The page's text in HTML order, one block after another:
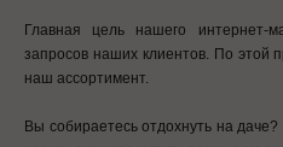
Главная цель нашего интернет-
запросов наших клиентов. По этой
наш ассортимент.
Вы собираетесь отдохнуть на